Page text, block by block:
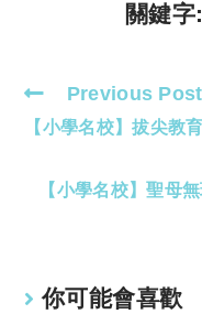
關鍵
Read
more
Previous Post
【小學名校】拔尖教
【小學名校】聖母
你可能會喜歡